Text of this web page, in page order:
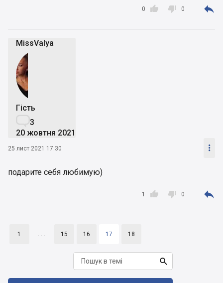

0  0 
MissValya
Гість
3
20 жовтня 2021
25 лист 2021 17:30 
подарите себя любимую)

1  0 
1 . . . 15 16 17 18
